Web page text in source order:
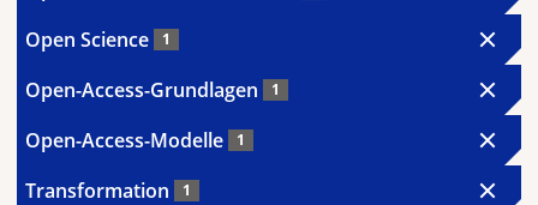
Open Science 1
Open-Access-Grundlagen 1
Open-Access-Modelle 1
Transformation 1